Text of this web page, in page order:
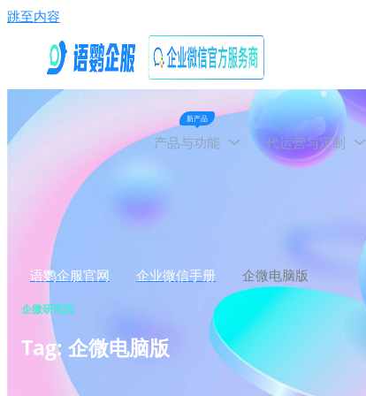
跳至内容
新产品
产品与功能 代运营与定制
语鹦企服官网 企业微信手册 企微电脑版
企微研究院
Tag: 企微电脑版